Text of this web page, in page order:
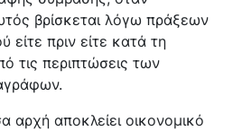
βρίσκεται λόγω πράξεων
είτε πριν είτε κατά τη
τις περιπτώσεις των
αρχή αποκλείει οικονομικό